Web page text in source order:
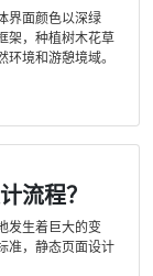
界面颜色以深绿
架，种植树木花草
境和游憩境域。
流程？
发生着巨大的变
准，静态页面设计